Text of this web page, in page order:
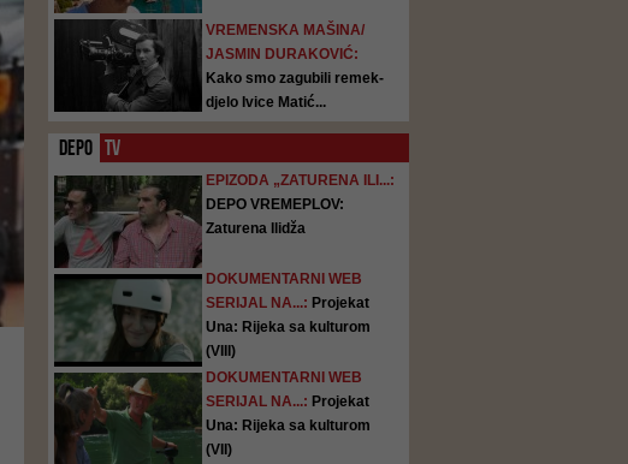
VREMENSKA MAŠINA/
JASMIN DURAKOVIĆ:
Kako smo zagubili remek-
djelo Ivice Matić...
DEPO TV
EPIZODA „ZATURENA ILI...:
DEPO VREMEPLOV:
Zaturena Ilidža
DOKUMENTARNI WEB
SERIJAL NA...: Projekat
Una: Rijeka sa kulturom
(VIII)
DOKUMENTARNI WEB
SERIJAL NA...: Projekat
Una: Rijeka sa kulturom
(VII)